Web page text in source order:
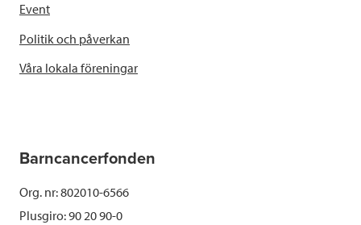
Event
Politik och påverkan
Våra lokala föreningar
Barncancerfonden
Org. nr: 802010-6566
Plusgiro: 90 20 90-0